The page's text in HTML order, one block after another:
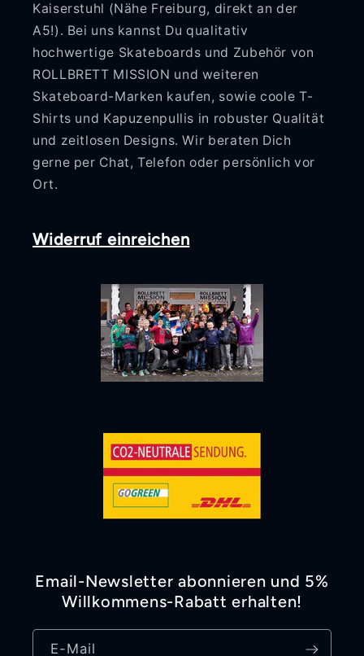
Kaiserstuhl (Nähe Freiburg, direkt an der
A5!). Bei uns kannst Du qualitativ
hochwertige Skateboards und Zubehör von
ROLLBRETT MISSION und weiteren
Skateboard-Marken kaufen, sowie coole T-
Shirts und Kapuzenpullis in robuster Qualität
und zeitlosen Designs. Wir beraten Dich
gerne per Chat, Telefon oder persönlich vor
Ort.
Widerruf einreichen
Email-Newsletter abonnieren und 5%
Willkommens-Rabatt erhalten!
E-Mail